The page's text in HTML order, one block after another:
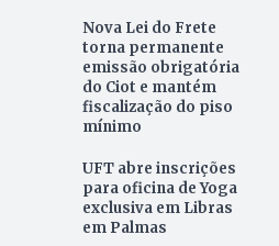
Nova Lei do Frete
torna permanente
emissão obrigatória
do Ciot e mantém
fiscalização do piso
mínimo
UFT abre inscrições
para oficina de Yoga
exclusiva em Libras
em Palmas